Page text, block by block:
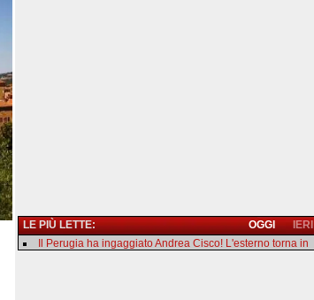
LE PIÙ LETTE: IERI
OGGI
Il Perugia ha ingaggiato Andrea Cisco! L'esterno torna in